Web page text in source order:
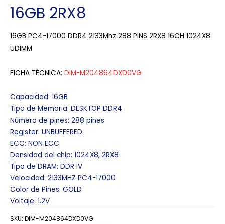
16GB 2RX8
16GB PC4-17000 DDR4 2133Mhz 288 PINS 2RX8 16CH 1024X8
UDIMM
FICHA TÉCNICA: DIM-M204864DXD0VG
Capacidad: 16GB
Tipo de Memoria: DESKTOP DDR4
Número de pines: 288 pines
Register: UNBUFFERED
ECC: NON ECC
Densidad del chip: 1024X8, 2RX8
Tipo de DRAM: DDR IV
Velocidad: 2133MHZ PC4-17000
Color de Pines: GOLD
Voltaje: 1.2V
SKU: DIM-M204864DXD0VG